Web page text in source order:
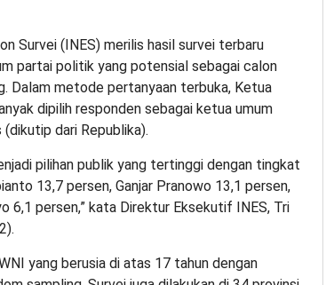
Survei (INES) merilis hasil survei terbaru
partai politik yang potensial sebagai calon
Dalam metode pertanyaan terbuka, Ketua
dipilih responden sebagai ketua umum
dari Republika).
pilihan publik yang tertinggi dengan tingkat
13,7 persen, Ganjar Pranowo 13,1 persen,
6,1 persen,” kata Direktur Eksekutif INES, Tri
yang berusia di atas 17 tahun dengan